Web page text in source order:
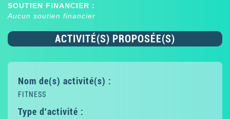
SOUTIEN FINANCIER :
Aucun soutien financier
ACTIVITÉ(S) PROPOSÉE(S)
Nom de(s) activité(s) :
FITNESS
Type d'activité :